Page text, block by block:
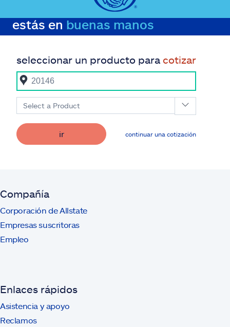
estás en buenas manos
seleccionar un producto para cotizar
Select a Product
ir continuar una cotización
Compañía
Corporación de Allstate
Empresas suscritoras
Empleo
Enlaces rápidos
Asistencia y apoyo
Reclamos